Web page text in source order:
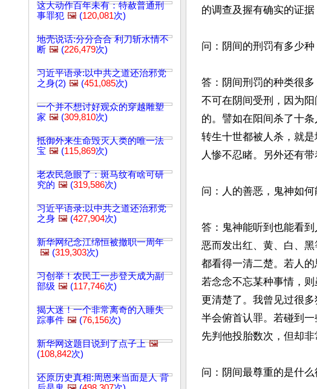
这大动作百年未有：特赦普通刑
事罪犯 🖼️ (120,081次)
地壳说话:分分合合 利刀斩水情不
断 🖼️ (226,479次)
习近平语录:以中共之道还治邪党
之身(2) 🖼️ (451,085次)
一个并不想讨好观众的穿越雕塑
家 🖼️ (309,810次)
抵御外来生命毁灭人类的唯一法
宝 🖼️ (115,869次)
老农民急眼了：斑马纹有啥可研
究的 🖼️ (319,586次)
习近平语录:以中共之道还治邪党
之身 🖼️ (427,904次)
新华网纪念江绵恒被撤职一周年
🖼️ (319,303次)
习创举！农民工一步登天成为副
部级 🖼️ (117,746次)
揭大迷！一个非常离奇的入睡失
踪事件 🖼️ (76,156次)
新华网这题目说到了点子上 🖼️
(108,842次)
还原历史真相:周恩来当面是人 背
的调查及握有确实的证
问：阴间的刑罚有多少种
答：阴间刑罚的种类很
不可在阴间受刑，因为
的。譬如在阳间杀了十
转生十世都被人杀，就
人惨不忍睹。另外还有
问：人的善恶，鬼神如
答：鬼神能听到也能看
恶而发出红、黄、白、
都看得一清二楚。若人
若念念不忘某种事情，
更清楚了。我曾见过很
半会俯首认罪。若碰到
先判他投胎数次，但却
问：阴间最尊重的是什